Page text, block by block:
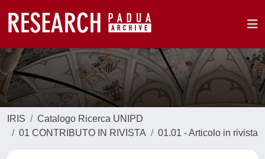
IRIS
Catalogo Ricerca UNIPD
01 CONTRIBUTO IN RIVISTA
01.01 - Articolo in rivista